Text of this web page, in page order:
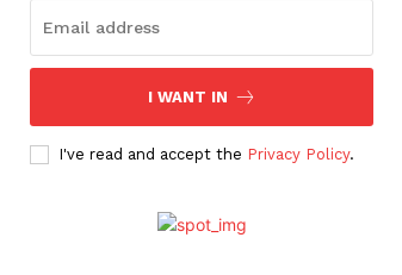
I WANT IN
I've read and accept the Privacy Policy.